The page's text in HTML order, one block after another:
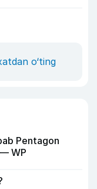
o‘ting
Pentagon
WP